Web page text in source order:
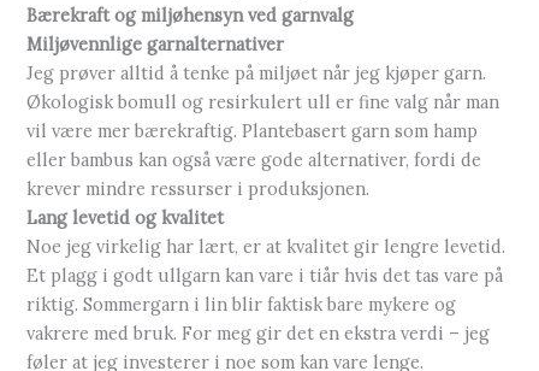
Bærekraft og miljøhensyn ved garnvalg
Miljøvennlige garnalternativer
Jeg prøver alltid å tenke på miljøet når jeg kjøper garn.
Økologisk bomull og resirkulert ull er fine valg når man
vil være mer bærekraftig. Plantebasert garn som hamp
eller bambus kan også være gode alternativer, fordi de
krever mindre ressurser i produksjonen.
Lang levetid og kvalitet
Noe jeg virkelig har lært, er at kvalitet gir lengre levetid.
Et plagg i godt ullgarn kan vare i tiår hvis det tas vare på
riktig. Sommergarn i lin blir faktisk bare mykere og
vakrere med bruk. For meg gir det en ekstra verdi – jeg
føler at jeg investerer i noe som kan vare lenge.